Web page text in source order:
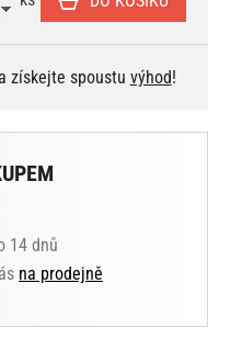
získejte spoustu výhod!
14 dnů
na prodejně